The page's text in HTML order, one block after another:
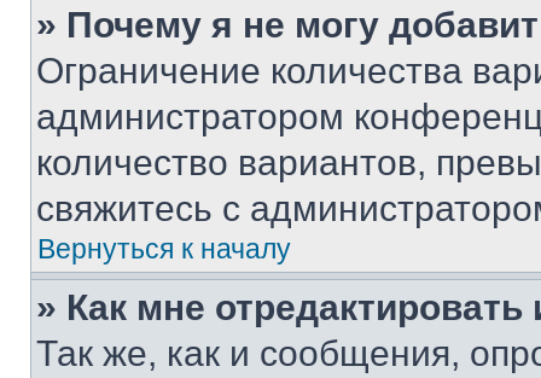
» Почему я не могу
Ограничение количества
администратором
количество вариантов,
свяжитесь с
Вернуться к началу
» Как мне
Так же, как и сообщения,